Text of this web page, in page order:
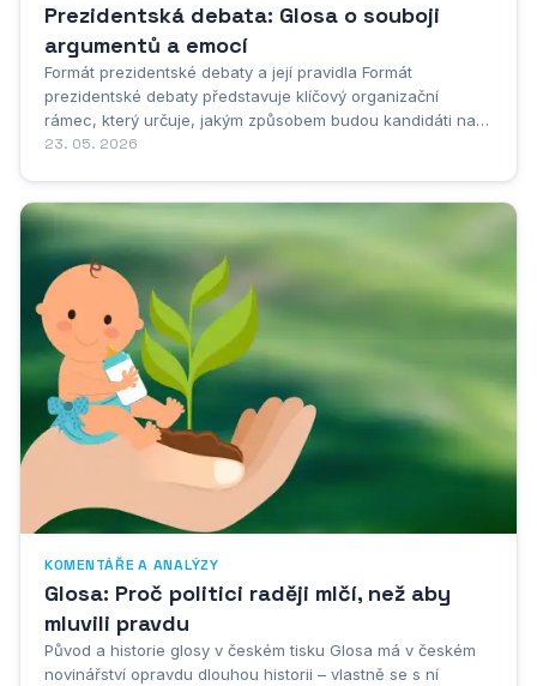
Prezidentská debata: Glosa o souboji
argumentů a emocí
Formát prezidentské debaty a její pravidla Formát
prezidentské debaty představuje klíčový organizační
rámec, který určuje, jakým způsobem budou kandidáti na
prezidentský úřad prezentovat své názory a programy před
23. 05. 2026
KOMENTÁŘE A ANALÝZY
Glosa: Proč politici raději mlčí, než aby
mluvili pravdu
Původ a historie glosy v českém tisku Glosa má v českém
novinářství opravdu dlouhou historii – vlastně se s ní